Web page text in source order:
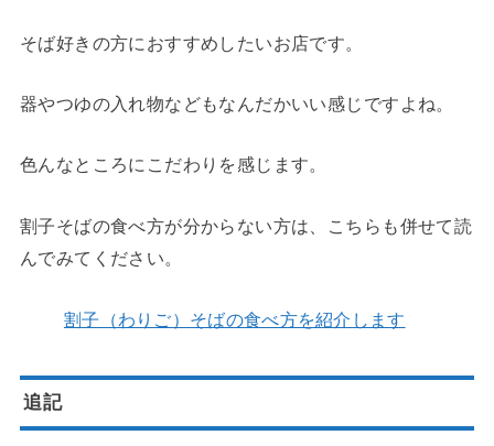
そば好きの方におすすめしたいお店です。
器やつゆの入れ物などもなんだかいい感じですよね。
色んなところにこだわりを感じます。
割子そばの食べ方が分からない方は、こちらも併せて読
んでみてください。
割子（わりご）そばの食べ方を紹介します
追記